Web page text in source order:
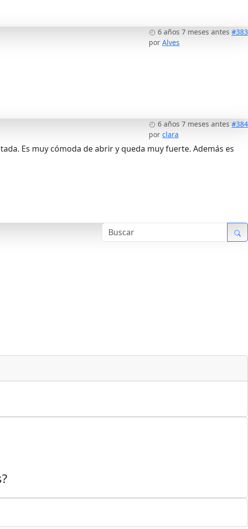
6 años 7 meses antes #383
por Alves
6 años 7 meses antes #384
por clara
Es muy cómoda de abrir y queda muy fuerte. Además es